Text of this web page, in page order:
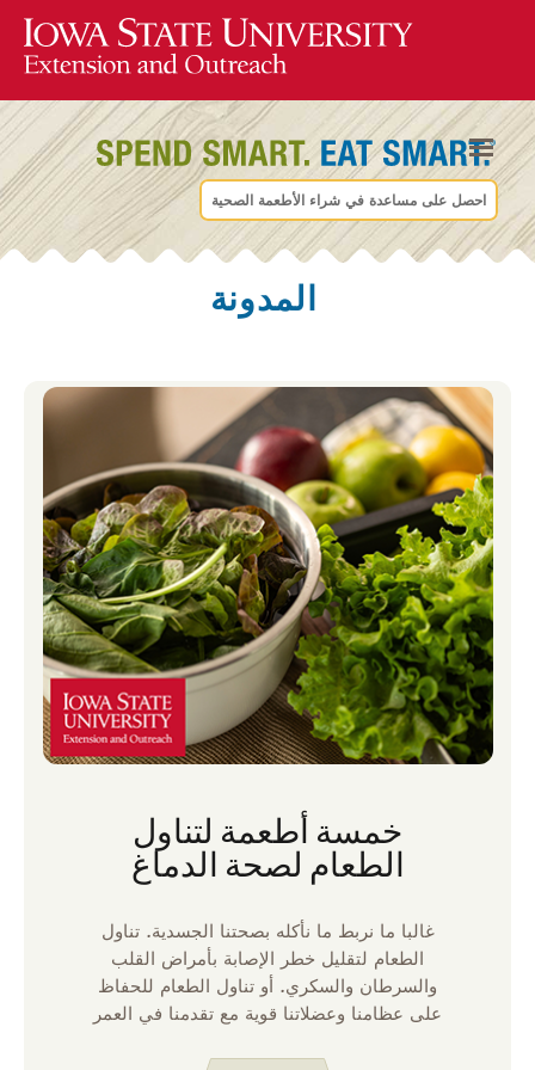
احصل على مساعدة في شراء الأطعمة الصحية
المدونة
خمسة أطعمة لتناول
الطعام لصحة الدماغ
غالبا ما نربط ما نأكله بصحتنا الجسدية. تناول
الطعام لتقليل خطر الإصابة بأمراض القلب
والسرطان والسكري. أو تناول الطعام للحفاظ
على عظامنا وعضلاتنا قوية مع تقدمنا في العمر